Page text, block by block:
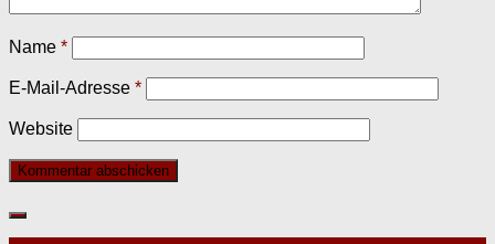
Name *
E-Mail-Adresse *
Website